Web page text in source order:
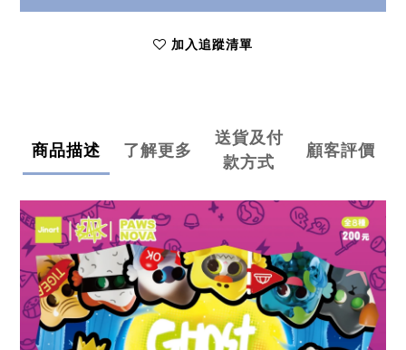
加入追蹤清單
商品描述 了解更多
送貨及付
款方式
顧客評價